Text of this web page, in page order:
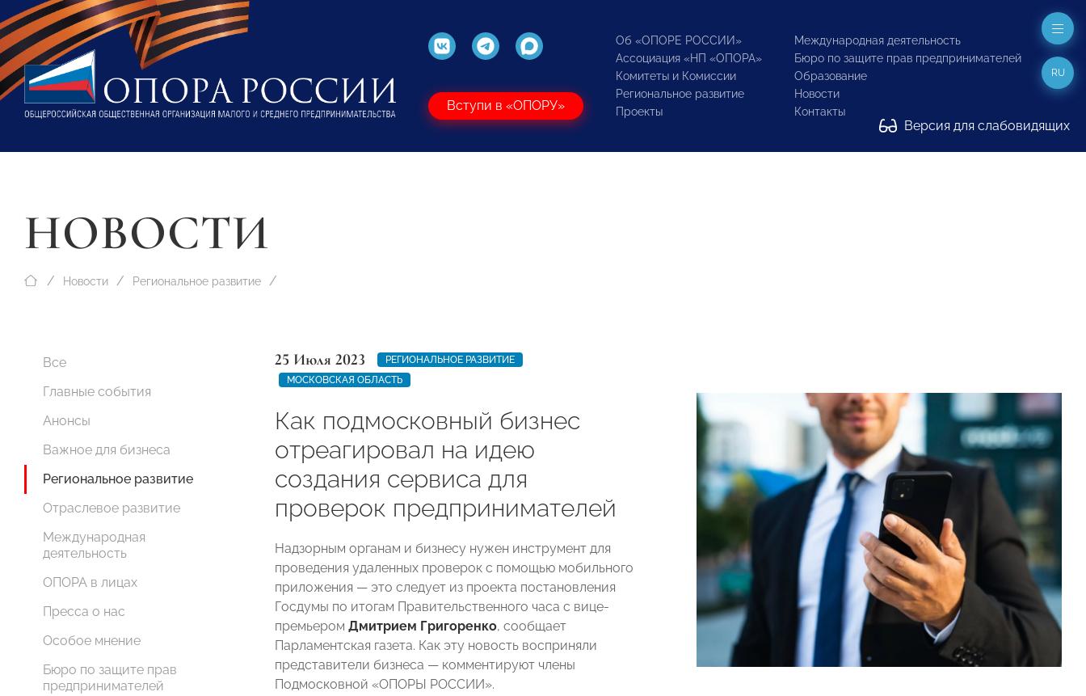
Вступи в «ОПОРУ»
Об «ОПОРЕ РОССИИ»
Ассоциация «НП «ОПОРА»
Комитеты и Комиссии
Региональное развитие
Проекты
Международная деятельность
Бюро по защите прав предпринимателей
Образование
Новости
Контакты
Версия для слабовидящих
RU
НОВОСТИ
Новости Региональное развитие
Все
Главные события
Анонсы
Важное для бизнеса
Региональное развитие
Отраслевое развитие
Международная
деятельность
ОПОРА в лицах
Пресса о нас
Особое мнение
Бюро по защите прав
предпринимателей
25 Июля 2023
РЕГИОНАЛЬНОЕ РАЗВИТИЕ
МОСКОВСКАЯ ОБЛАСТЬ
Как подмосковный бизнес
отреагировал на идею
создания сервиса для
проверок предпринимателей
Надзорным органам и бизнесу нужен инструмент для
проведения удаленных проверок с помощью мобильного
приложения — это следует из проекта постановления
Госдумы по итогам Правительственного часа с вице-
премьером Дмитрием Григоренко, сообщает
Парламентская газета. Как эту новость восприняли
представители бизнеса — комментируют члены
Подмосковной «ОПОРЫ РОССИИ».